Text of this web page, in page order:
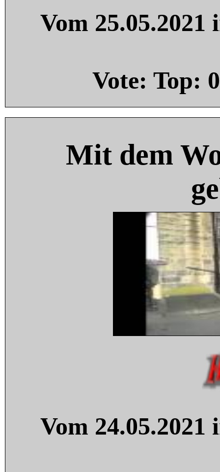
Vom
Vote: Top: 0
Mit dem
Vom